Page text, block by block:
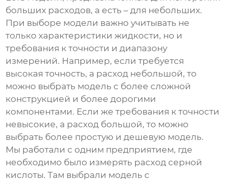
больших расходов, а есть – для небольших.
При выборе модели важно учитывать не
только характеристики жидкости, но и
требования к точности и диапазону
измерений. Например, если требуется
высокая точность, а расход небольшой, то
можно выбрать модель с более сложной
конструкцией и более дорогими
компонентами. Если же требования к точности
невысокие, а расход большой, то можно
выбрать более простую и дешевую модель.
Мы работали с одним предприятием, где
необходимо было измерять расход серной
кислоты. Там выбрали модель с